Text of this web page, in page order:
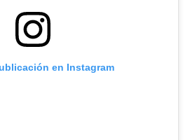
en Instagram